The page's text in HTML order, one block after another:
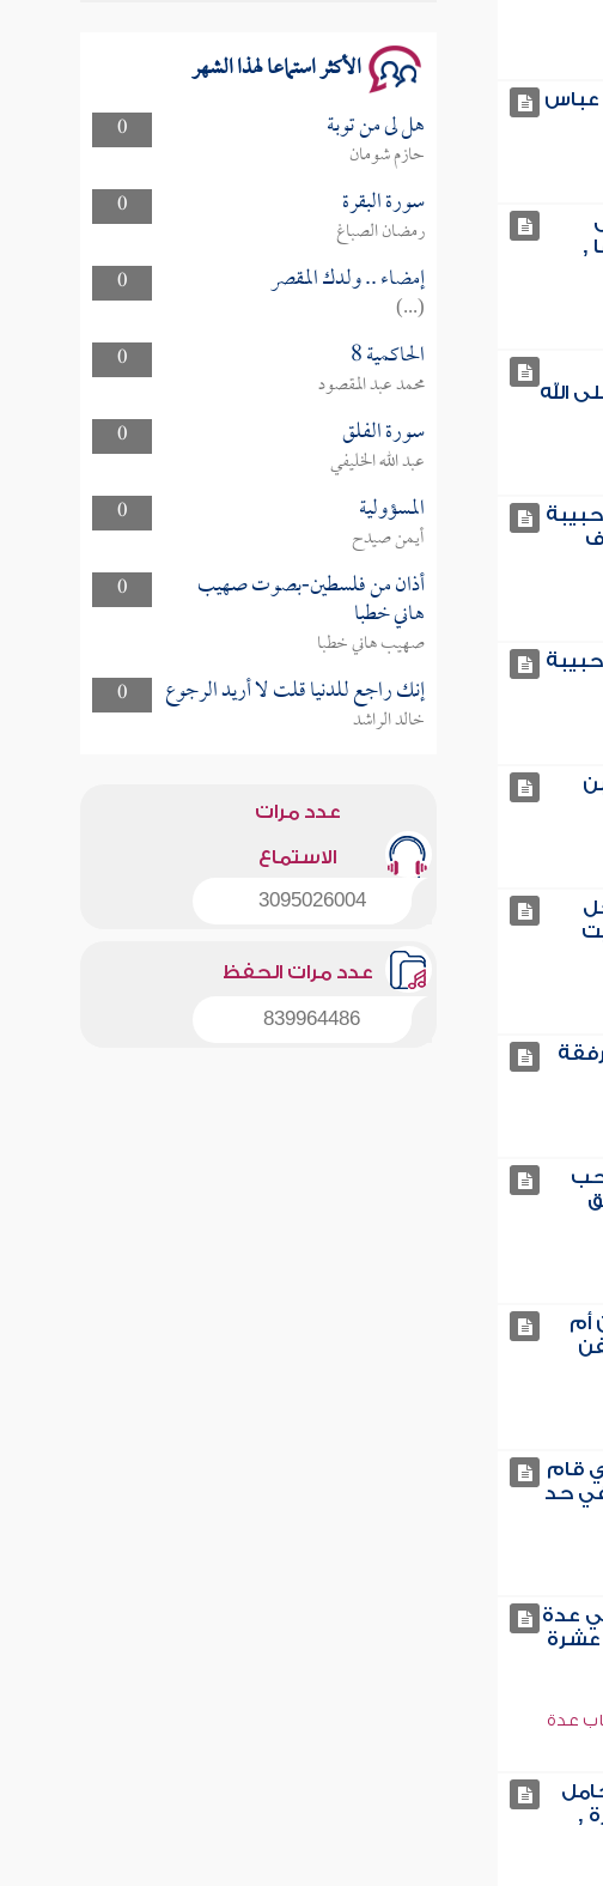
عباس
,
الله
أم
قام
في حد
عدة
عشرة
عدة
,
الأكثر استماعا لهذا الشهر
0 هل لى من توبة
حازم شومان
0
سورة البقرة
رمضان الصباغ
0
إمضاء .. ولدك المقصر
(...)
0
الحاكمية 8
محمد عبد المقصود
0
سورة الفلق
عبد الله الخليفي
0
المسؤولية
أيمن صيدح
0
أذان من فلسطين-بصوت صهيب
هاني خطبا
صهيب هاني خطبا
0
إنك راجع للدنيا قلت لا أريد الرجوع
خالد الراشد
عدد مرات
الاستماع
3095026004
عدد مرات الحفظ
839964486